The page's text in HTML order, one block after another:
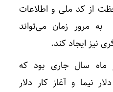
از کد ملی و اطلاعات
مرور زمان می‌تواند
نیز ایجاد کند.
ماه سال جاری بود که
نیما و آغاز کار دلار